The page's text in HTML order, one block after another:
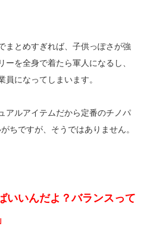
まとめすぎれば、子供っぽさが強
を全身で着たら軍人になるし、
員になってしまいます。
アルアイテムだから定番のチノパ
ちですが、そうではありません。
いいんだよ？バランスって